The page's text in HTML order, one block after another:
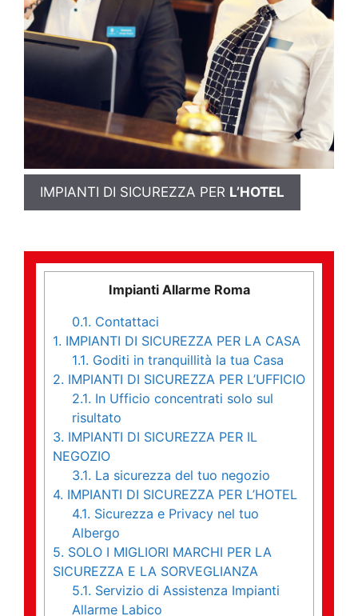
IMPIANTI DI SICUREZZA PER L’HOTEL
Impianti Allarme Roma
0.1. Contattaci
1. IMPIANTI DI SICUREZZA PER LA CASA
1.1. Goditi in tranquillità la tua Casa
2. IMPIANTI DI SICUREZZA PER L’UFFICIO
2.1. In Ufficio concentrati solo sul
risultato
3. IMPIANTI DI SICUREZZA PER IL
NEGOZIO
3.1. La sicurezza del tuo negozio
4. IMPIANTI DI SICUREZZA PER L’HOTEL
4.1. Sicurezza e Privacy nel tuo
Albergo
5. SOLO I MIGLIORI MARCHI PER LA
SICUREZZA E LA SORVEGLIANZA
5.1. Servizio di Assistenza Impianti
Allarme Labico